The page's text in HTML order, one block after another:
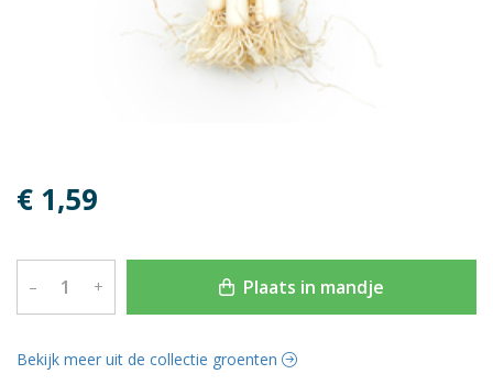
€ 1,59
– + Plaats in mandje
Bekijk meer uit de collectie groenten